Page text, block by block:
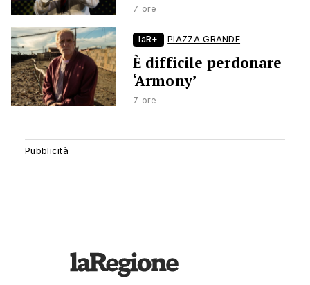
7 ore
laR+ PIAZZA GRANDE
È difficile perdonare
‘Armony’
7 ore